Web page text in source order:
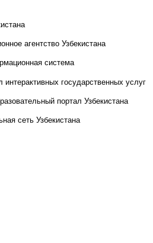
агентство Узбекистана
система
государственных услуг
портал Узбекистана
сеть Узбекистана